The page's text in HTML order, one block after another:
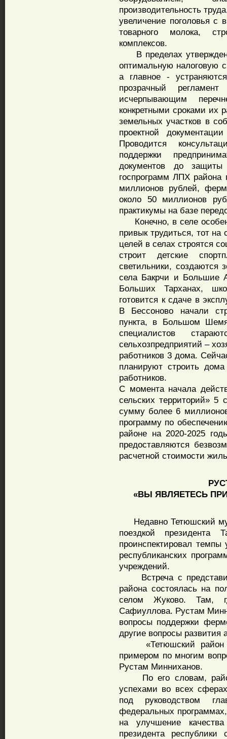
производительность
увеличение поголовья с
товарного молока,
комплексов.
В пределах
оптимальную налоговую
а главное -
прозрачный
исчерпывающим
конкретными сроками их
земельных участков в
проектной
Проводится
поддержки
документов до
госпрограмм ЛПХ
миллионов рублей,
около 50 миллионов
практикумы на базе
Конечно, в селе
привык трудиться, тот
целей в селах строятся
строит детские
светильники, создаются
села Бакрчи и Большие
Больших Тарханах,
готовится к сдаче в
В Бессоново начали
пункта, в Большом
специалистов
сельхозпредприятий –
работников 3 дома.
планируют строить
работников.
С момента начала
сельских территорий»
сумму более 6
программу по
районе на 2020-2025
предоставляются
расчетной стоимости
«ВЫ ЯВЛЯЕТЕСЬ
Недавно Тетюшский
поездкой президента
проинспектировал
республиканских
учреждений.
Встреча с
района состоялась на
селом Жуково. Там,
Сафиуллова. Рустам
вопросы поддержки
другие вопросы развития
«Тетюшский район
примером по многим
Рустам Минниханов.
По его словам,
успехами во всех
под руководством
федеральных
на улучшение
президента